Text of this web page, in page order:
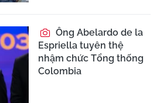
Ông Abelardo de la
Espriella tuyên thệ
nhậm chức Tổng thống
Colombia